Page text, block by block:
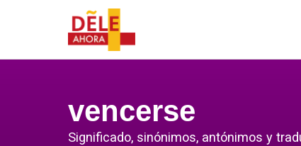
vencerse
Significado, sinónimos, antónimos y